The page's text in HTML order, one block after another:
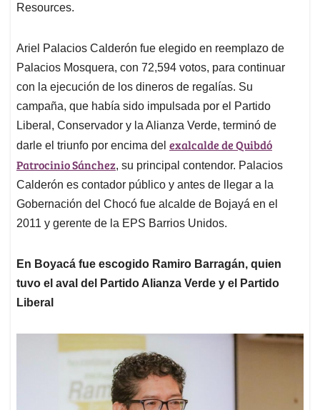
Resources.
Ariel Palacios Calderón fue elegido en reemplazo de
Palacios Mosquera, con 72,594 votos, para continuar
con la ejecución de los dineros de regalías. Su
campaña, que había sido impulsada por el Partido
Liberal, Conservador y la Alianza Verde, terminó de
darle el triunfo por encima del exalcalde de Quibdó
Patrocinio Sánchez, su principal contendor. Palacios
Calderón es contador público y antes de llegar a la
Gobernación del Chocó fue alcalde de Bojayá en el
2011 y gerente de la EPS Barrios Unidos.
En Boyacá fue escogido Ramiro Barragán, quien
tuvo el aval del Partido Alianza Verde y el Partido
Liberal